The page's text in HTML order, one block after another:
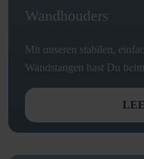
Wandhouders
Mit unseren stabilen,
Wandstangen hast Du